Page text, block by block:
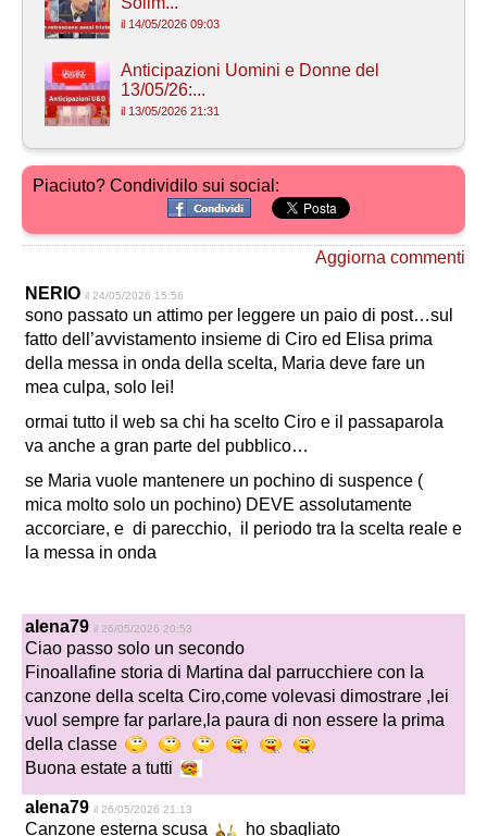
il 14/05/2026 09:03
Anticipazioni Uomini e Donne del
13/05/26:...
il 13/05/2026 21:31
Piaciuto? Condividilo sui social:
Aggiorna commenti
NERIO il 24/05/2026 15:56
sono passato un attimo per leggere un paio di post…sul
fatto dell’avvistamento insieme di Ciro ed Elisa prima
della messa in onda della scelta, Maria deve fare un
mea culpa, solo lei!
ormai tutto il web sa chi ha scelto Ciro e il passaparola
va anche a gran parte del pubblico…
se Maria vuole mantenere un pochino di suspence (
mica molto solo un pochino) DEVE assolutamente
accorciare, e di parecchio, il periodo tra la scelta reale e
la messa in onda
alena79 il 26/05/2026 20:53
Ciao passo solo un secondo
Finoallafine storia di Martina dal parrucchiere con la
canzone della scelta Ciro,come volevasi dimostrare ,lei
vuol sempre far parlare,la paura di non essere la prima
della classe
Buona estate a tutti
alena79 il 26/05/2026 21:13
Canzone esterna scusa ho sbagliato